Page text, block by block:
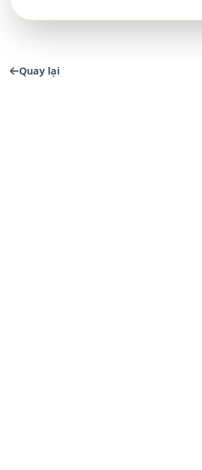
Quay lại